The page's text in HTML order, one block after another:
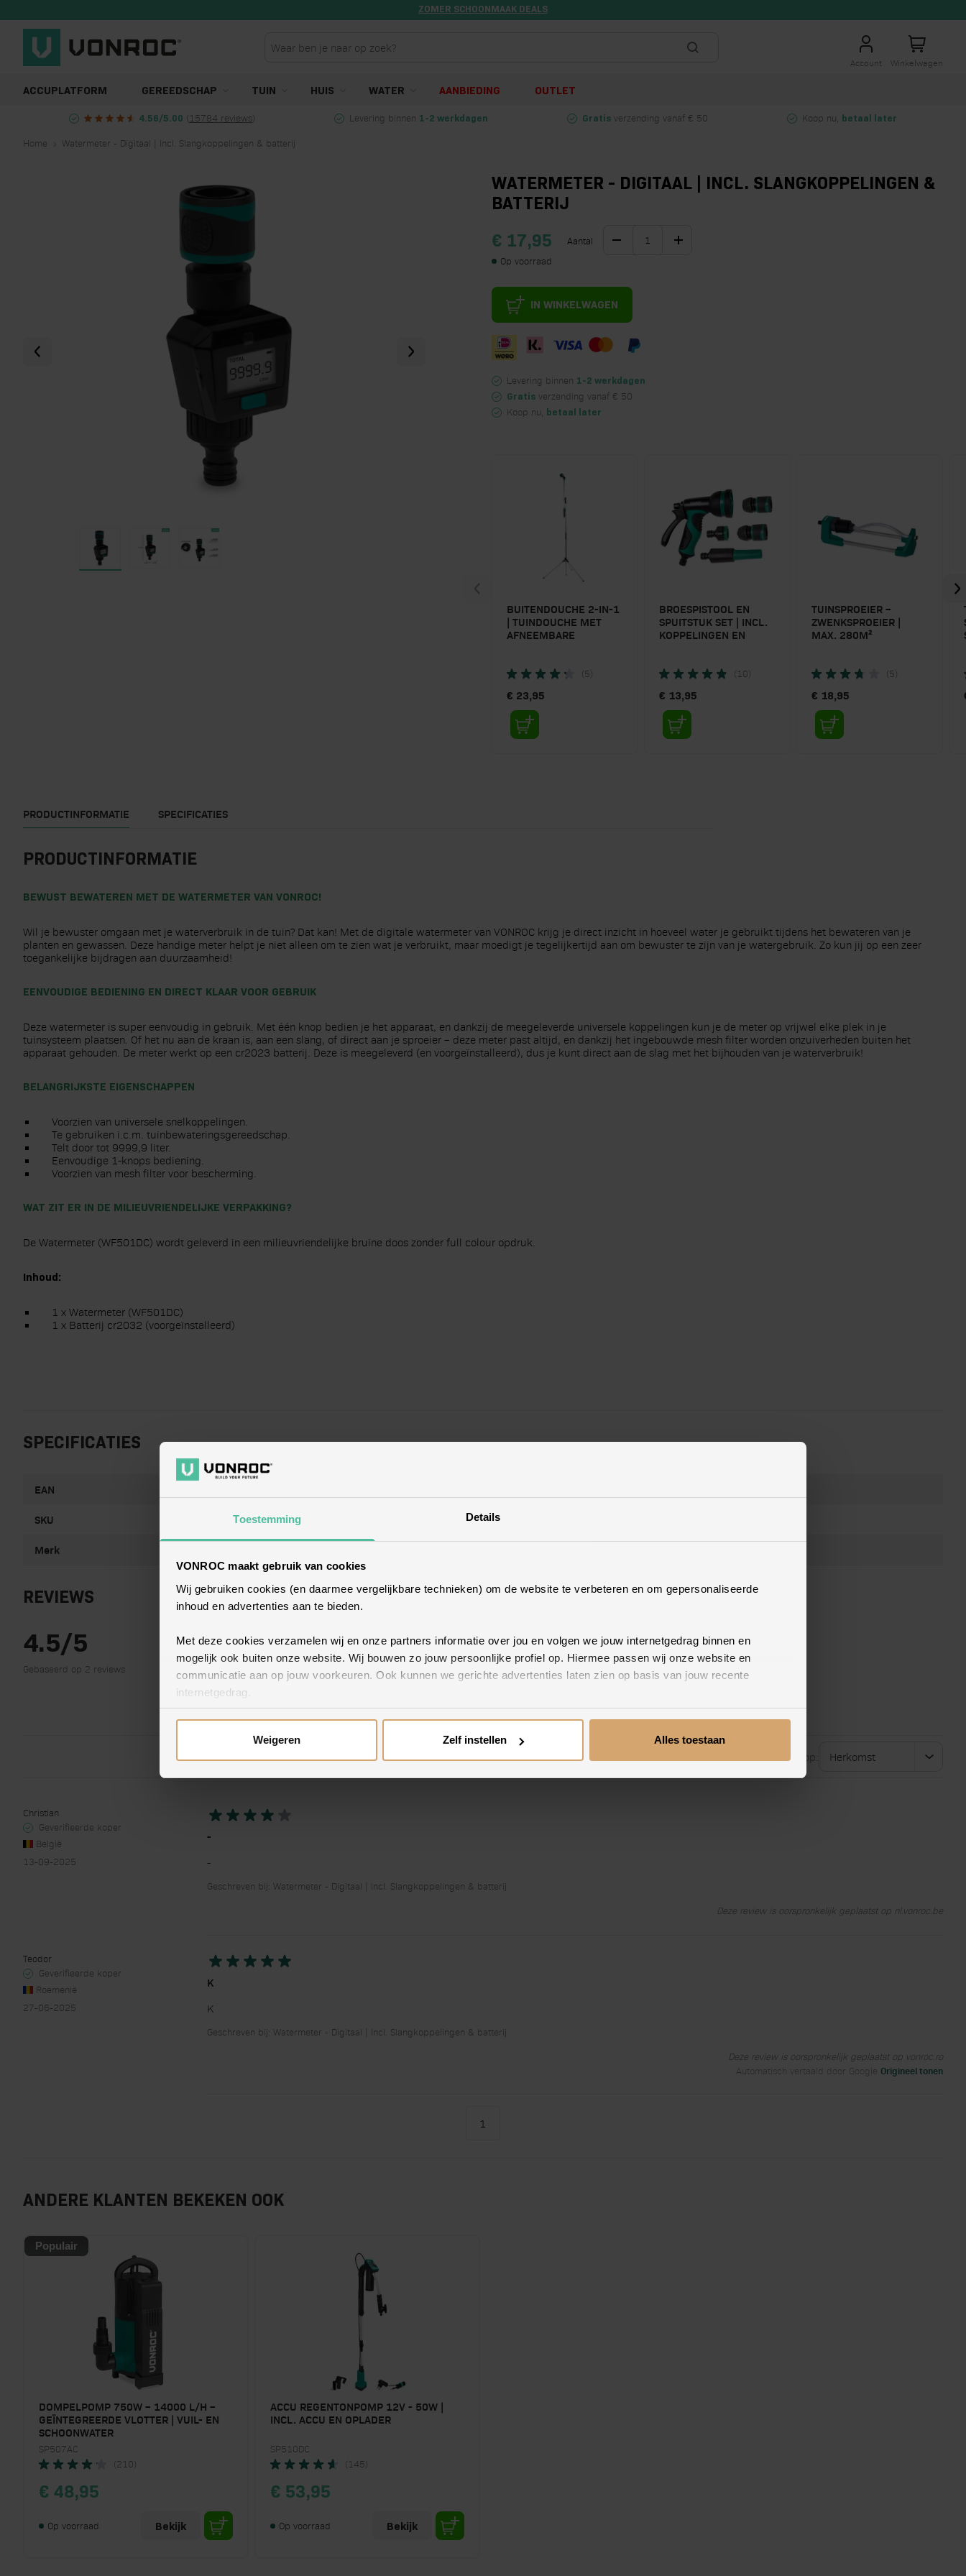
Toestemming Details
VONROC maakt gebruik van cookies
Wij gebruiken cookies (en daarmee vergelijkbare technieken) om de website te verbeteren en om gepersonaliseerde
inhoud en advertenties aan te bieden.
Met deze cookies verzamelen wij en onze partners informatie over jou en volgen we jouw internetgedrag binnen en
mogelijk ook buiten onze website. Wij bouwen zo jouw persoonlijke profiel op. Hiermee passen wij onze website en
communicatie aan op jouw voorkeuren. Ook kunnen we gerichte advertenties laten zien op basis van jouw recente
internetgedrag.
Hieronder kun je kiezen met welk type cookies je akkoord gaat.
Weigeren Zelf instellen Alles toestaan
ZOMER SCHOONMAAK DEALS
Ga naar de inhoud
Account Winkelwagen
ACCUPLATFORM GEREEDSCHAP TUIN HUIS WATER AANBIEDING OUTLET
4.56/5.00 ( 15784 reviews) Levering binnen 1-2 werkdagen Gratis verzending vanaf € 50 Koop nu, betaal later
Home Watermeter - Digitaal | Incl. Slangkoppelingen & batterij
WATERMETER - DIGITAAL | INCL. SLANGKOPPELINGEN &
BATTERIJ
€ 17,95
Aantal
Op voorraad
IN WINKELWAGEN
Levering binnen 1-2 werkdagen
Gratis verzending vanaf € 50
Koop nu, betaal later
BUITENDOUCHE 2-IN-1
| TUINDOUCHE MET
AFNEEMBARE
(5)
€ 23,95
BROESPISTOOL EN
SPUITSTUK SET | INCL.
KOPPELINGEN EN
(10)
€ 13,95
TUINSPROEIER –
ZWENKSPROEIER |
MAX. 280M²
(5)
€ 18,95
PRODUCTINFORMATIE SPECIFICATIES
PRODUCTINFORMATIE
BEWUST BEWATEREN MET DE WATERMETER VAN VONROC!
Wil je bewuster omgaan met je waterverbruik in de tuin? Dat kan! Met de digitale watermeter van VONROC krijg je direct inzicht in hoeveel water je gebruikt tijdens het bewateren van je
planten en gewassen. Deze handige meter helpt je niet alleen om te zien wat je verbruikt, maar moedigt je tegelijkertijd aan om bewuster te zijn van je watergebruik. Zo kun jij op een zeer
toegankelijke bijdragen aan duurzaamheid!
EENVOUDIGE BEDIENING EN DIRECT KLAAR VOOR GEBRUIK
Deze watermeter is super eenvoudig in gebruik. Met één knop bedien je het apparaat, en dankzij de meegeleverde universele koppelingen kun je de meter op vrijwel elke plek in je
tuinsysteem plaatsen. Of het nu aan de kraan is, aan een slang, of direct aan je sproeier – deze meter past altijd, en dankzij het ingebouwde mesh filter worden onzuiverheden buiten het
apparaat gehouden. De meter werkt op een cr2023 batterij. Deze is meegeleverd (en voorgeïnstalleerd), dus je kunt direct aan de slag met het bijhouden van je waterverbruik!
BELANGRIJKSTE EIGENSCHAPPEN
Voorzien van universele snelkoppelingen.
Te gebruiken i.c.m. tuinbewateringsgereedschap.
Telt door tot 9999,9 liter.
Eenvoudige 1-knops bediening.
Voorzien van mesh filter voor bescherming.
WAT ZIT ER IN DE MILIEUVRIENDELIJKE VERPAKKING?
De Watermeter (WF501DC) wordt geleverd in een milieuvriendelijke bruine doos zonder full colour opdruk.
Inhoud:
1 x Watermeter (WF501DC)
1 x Batterij cr2032 (voorgeïnstalleerd)
SPECIFICATIES
EAN
SKU
Merk
REVIEWS
4.5/5
Gebaseerd op 2 reviews
50% (1)
0% (0)
0% (0)
Sorteer op:
Christian
Geverifieerde koper
België
13-09-2025
-
-
Geschreven bij: Watermeter - Digitaal | Incl. Slangkoppelingen & batterij
Deze review is oorspronkelijk geplaatst op nl.vonroc.be
Teodor
Geverifieerde koper
Roemenië
27-06-2025
K
K
Geschreven bij: Watermeter - Digitaal | Incl. Slangkoppelingen & batterij
Deze review is oorspronkelijk geplaatst op vonroc.ro
Automatisch vertaald door Google Origineel tonen
1
U lees momenteel pagina
ANDERE KLANTEN BEKEKEN OOK
Populair
DOMPELPOMP 750W – 14000 L/H –
GEÏNTEGREERDE VLOTTER | VUIL- EN
SCHOONWATER
SP507AC
(210)
€ 48,95
Op voorraad Bekijk
ACCU REGENTONPOMP 12V - 50W |
INCL. ACCU EN OPLADER
SP510DC
(145)
€ 53,95
Op voorraad Bekijk